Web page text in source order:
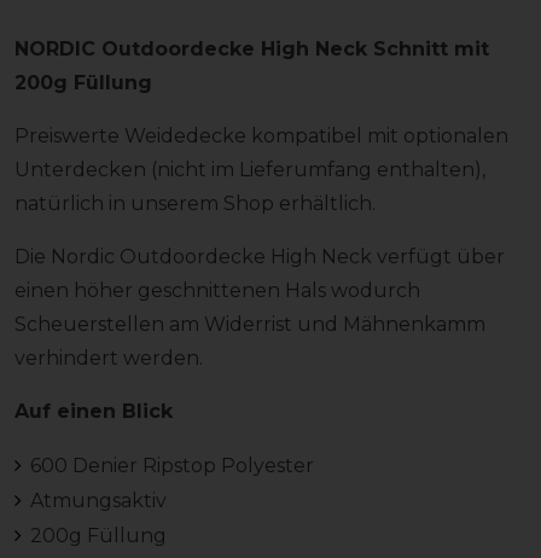
NORDIC Outdoordecke High Neck Schnitt mit
200g Füllung
Preiswerte Weidedecke kompatibel mit optionalen
Unterdecken (nicht im Lieferumfang enthalten),
natürlich in unserem Shop erhältlich.
Die Nordic Outdoordecke High Neck verfügt über
einen höher geschnittenen Hals wodurch
Scheuerstellen am Widerrist und Mähnenkamm
verhindert werden.
Auf einen Blick
600 Denier Ripstop Polyester
Atmungsaktiv
200g Füllung